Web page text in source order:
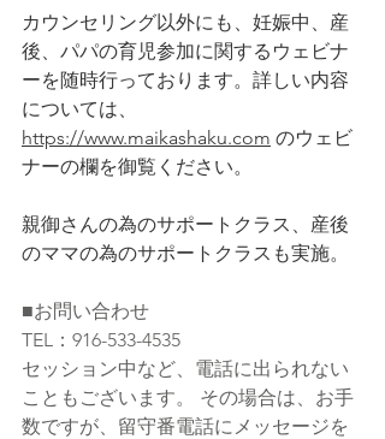
カウンセリング以外にも、妊娠中、産
後、パパの育児参加に関するウェビナ
ーを随時行っております。詳しい内容
については、
https://www.maikashaku.com のウェビ
ナーの欄を御覧ください。
親御さんの為のサポートクラス、産後
のママの為のサポートクラスも実施。
■お問い合わせ
TEL：916-533-4535
セッション中など、電話に出られない
こともございます。 その場合は、お手
数ですが、留守番電話にメッセージを